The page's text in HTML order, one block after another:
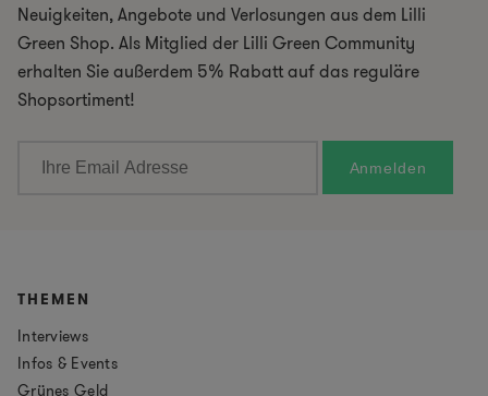
Neuigkeiten, Angebote und Verlosungen aus dem Lilli
Green Shop. Als Mitglied der Lilli Green Community
erhalten Sie außerdem 5% Rabatt auf das reguläre
Shopsortiment!
THEMEN
Interviews
Infos & Events
Grünes Geld